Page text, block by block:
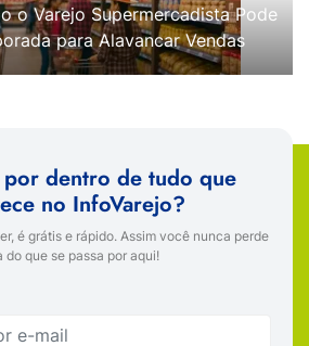
o Varejo Supermercadista Pode
para Alavancar Vendas
dentro de tudo que
no InfoVarejo?
é grátis e rápido. Assim você nunca perde
do que se passa por aqui!